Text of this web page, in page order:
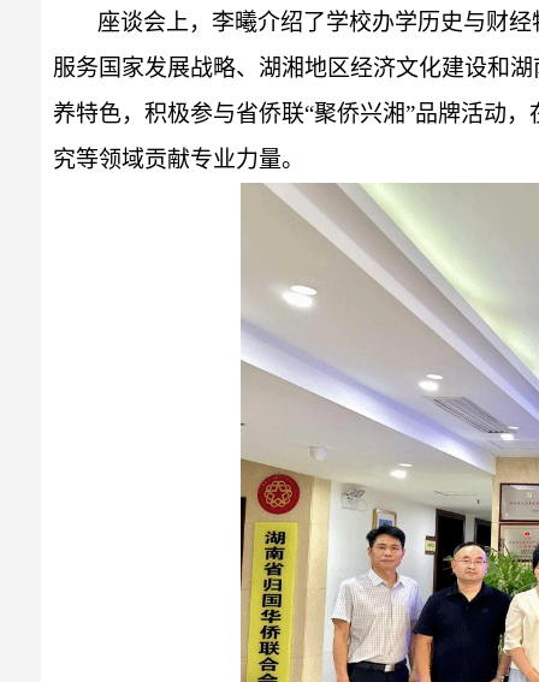
座谈会上，李曦介绍了学校办学历史与财
服务国家发展战略、湖湘地区经济文化建设和
养特色，积极参与省侨联“聚侨兴湘”品牌活动
究等领域贡献专业力量。